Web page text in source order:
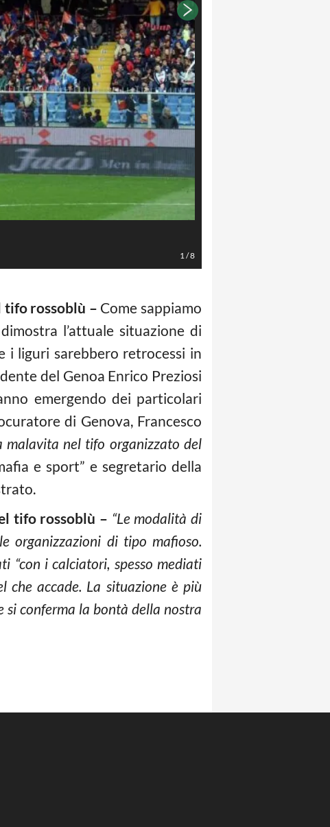
1/8
tifo rossoblù – Come sappiamo
l’attuale situazione di
i liguri sarebbero retrocessi in
del Genoa Enrico Preziosi
emergendo dei particolari
di Genova, Francesco
malavita nel tifo organizzato del
e sport” e segretario della
tifo rossoblù – “Le modalità di
organizzazioni di tipo mafioso.
“con i calciatori, spesso mediati
che accade. La situazione è più
si conferma la bontà della nostra